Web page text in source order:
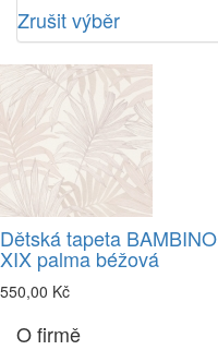
Zrušit výběr
Dětská tapeta BAMBINO
XIX palma béžová
550,00 Kč
O firmě